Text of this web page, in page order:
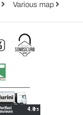
Various map